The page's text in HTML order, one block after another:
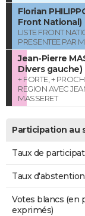
Florian
Front National)
LISTE FRONT
PRESENTEE PAR
Jean-Pierre
Divers gauche)
+ FORTE, +
REGION AVEC
MASSERET
Participation au
Taux de
Taux d'abstention
Votes blancs (en
exprimés)